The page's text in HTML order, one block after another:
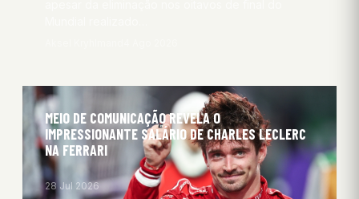
MEIO DE COMUNICAÇÃO REVELA O
IMPRESSIONANTE SALÁRIO DE CHARLES LECLERC
NA FERRARI
28 Jul 2026